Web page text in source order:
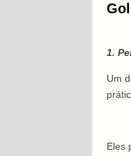
1.
Um
Eles